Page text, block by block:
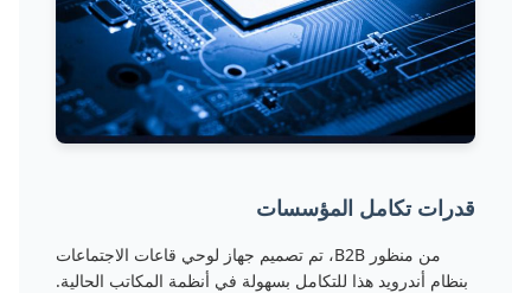
قدرات تكامل المؤسسات
من منظور B2B، تم تصميم جهاز لوحي قاعات الاجتماعات
بنظام أندرويد هذا للتكامل بسهولة في أنظمة المكاتب الحالية.